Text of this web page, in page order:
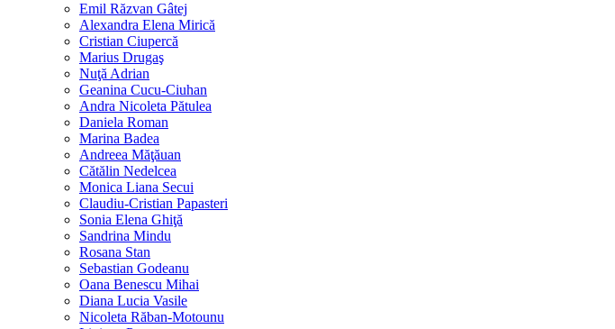
Emil Răzvan Gâtej
Alexandra Elena Mirică
Cristian Ciupercă
Marius Drugaş
Nuţă Adrian
Geanina Cucu-Ciuhan
Andra Nicoleta Pătulea
Daniela Roman
Marina Badea
Andreea Măţăuan
Cătălin Nedelcea
Monica Liana Secui
Claudiu-Cristian Papasteri
Sonia Elena Ghiţă
Sandrina Mindu
Rosana Stan
Sebastian Godeanu
Oana Benescu Mihai
Diana Lucia Vasile
Nicoleta Răban-Motounu